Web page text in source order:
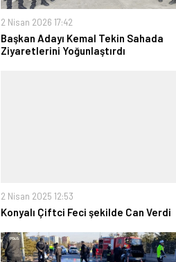
2 Nisan 2026 17:42
Başkan Adayı Kemal Tekin Sahada
Ziyaretlerini Yoğunlaştırdı
2 Nisan 2025 12:53
Konyalı Çiftci Feci şekilde Can Verdi